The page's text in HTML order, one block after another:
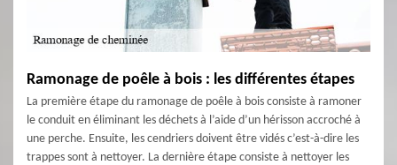
Ramonage de poêle à bois : les différentes étapes
La première étape du ramonage de poêle à bois consiste à ramoner
le conduit en éliminant les déchets à l’aide d’un hérisson accroché à
une perche. Ensuite, les cendriers doivent être vidés c’est-à-dire les
trappes sont à nettoyer. La dernière étape consiste à nettoyer les